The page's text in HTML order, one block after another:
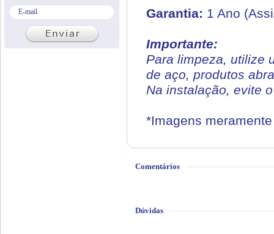
Garantia: 1 Ano
Importante:
Para limpeza, utilize
de aço, produtos
Na instalação, evite
*Imagens
Comentários
Dúvidas